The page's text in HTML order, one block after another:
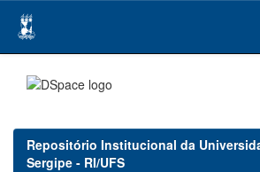
navigation
Repositório Institucional da
Sergipe - RI/UFS